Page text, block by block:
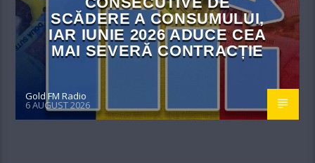
SCĂDERE A CONSUMULUI,
IAR IUNIE 2026 ADUCE CEA
MAI SEVERĂ CONTRACȚIE
Gold FM Radio
6 AUGUST 2026